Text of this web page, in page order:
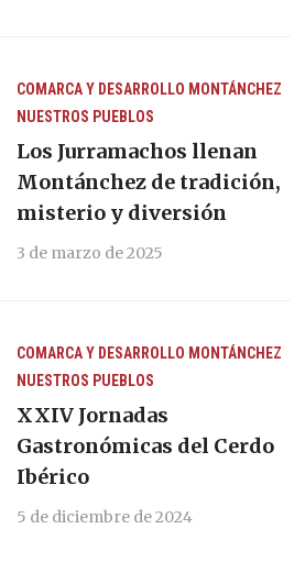
COMARCA Y DESARROLLO MONTÁNCHEZ
NUESTROS PUEBLOS
Los Jurramachos llenan
Montánchez de tradición,
misterio y diversión
3 de marzo de 2025
COMARCA Y DESARROLLO MONTÁNCHEZ
NUESTROS PUEBLOS
XXIV Jornadas
Gastronómicas del Cerdo
Ibérico
5 de diciembre de 2024